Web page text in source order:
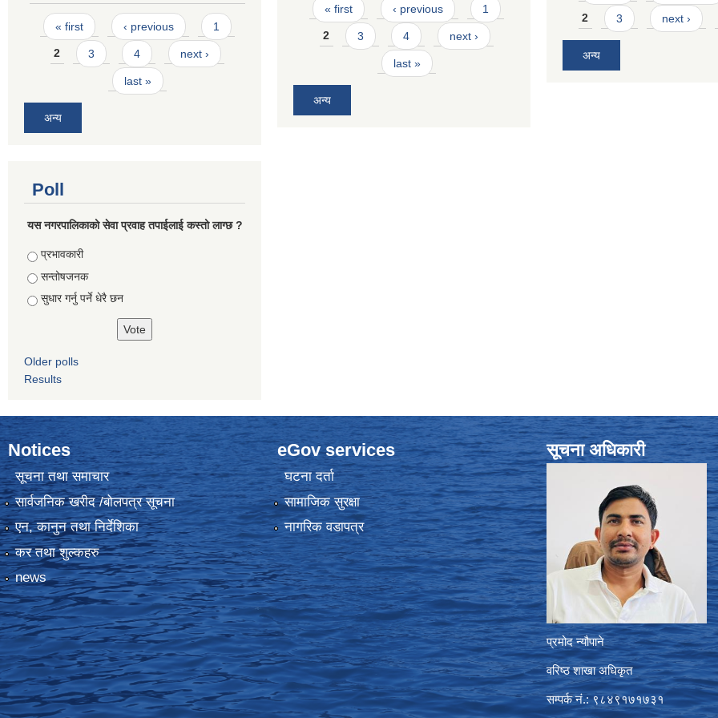
Pages
« first ‹ previous 1
2 3 4 next ›
last »
अन्य
Pages
« first ‹ previous 1
2 3 4 next ›
last »
अन्य
2 3 next ›
अन्य
Poll
यस नगरपालिकाको सेवा प्रवाह तपाईलाई कस्तो लाग्छ ?
Choices
प्रभावकारी
सन्तोषजनक
सुधार गर्नु पर्ने धेरै छन
Older polls
Results
Notices
सूचना तथा समाचार
सार्वजनिक खरीद /बोलपत्र सूचना
एन, कानुन तथा निर्देशिका
कर तथा शुल्कहरु
news
eGov services
घटना दर्ता
सामाजिक सुरक्षा
नागरिक वडापत्र
सूचना अधिकारी
प्रमोद न्यौपाने
वरिष्ठ शाखा अधिकृत
सम्पर्क नं.: ९८४९१७१७३१